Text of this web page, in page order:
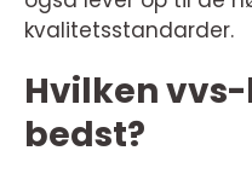
kvalitetsstandarder.
Hvilken
bedst?